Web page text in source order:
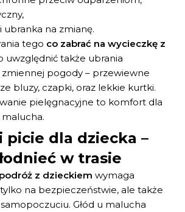
ubranka na zmianę.
tego co zabrać na wycieczkę z
uwzględnić także ubrania
pogody – przewiewne
bluzy, czapki, oraz lekkie kurtki.
pielęgnacyjne to komfort dla
picie dla dziecka –
w trasie
z dzieckiem wymaga
na bezpieczeństwie, ale także
Głód u malucha